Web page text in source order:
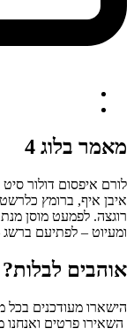
מאמר בלוג 4
לורם איפסום דולור
איבן איף, ברומץ
רוגצה. לפמעט מוסן
ומעיוט – לפתיעם ברשג
אוהבים לבלות? STAY IN TOUCH
הישארו מעודכנים בכל
השאירו פרטים